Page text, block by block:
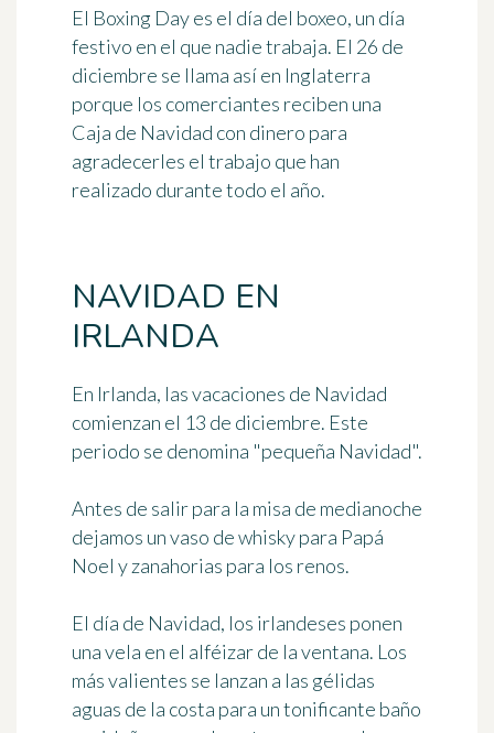
El Boxing Day es el día del boxeo, un día
festivo en el que nadie trabaja. El 26 de
diciembre se llama así en Inglaterra
porque los comerciantes reciben una
Caja de Navidad con dinero para
agradecerles el trabajo que han
realizado durante todo el año.
NAVIDAD EN
IRLANDA
En Irlanda, lasvacaciones de Navidad
comienzan el 13 de diciembre. Este
periodo se denomina "pequeña Navidad".
Antes de salir para la misa de medianoche
dejamos un vaso de whisky para Papá
Noel y zanahorias para los renos.
El día de Navidad, los irlandeses ponen
una vela en el alféizar de la ventana. Los
más valientes se lanzan a las gélidas
aguas de la costa para un tonificante baño